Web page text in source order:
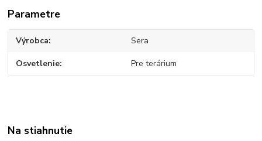
Parametre
Výrobca Sera
Osvetlenie Pre terárium
Na stiahnutie